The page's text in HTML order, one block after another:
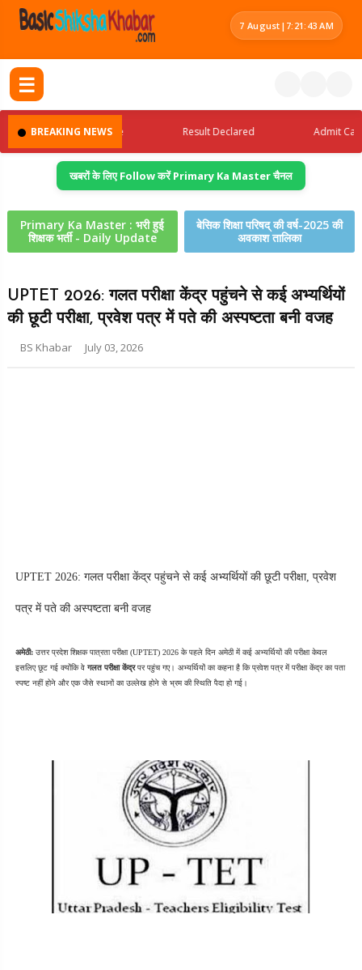
7 August | 7:21:44 AM
☰
BREAKING NEWS
Latest Jobs Update Result Declared Admit Card
खबरों के लिए Follow करें Primary Ka Master चैनल
Primary Ka Master : भरी हुई
शिक्षक भर्ती - Daily Update
बेसिक शिक्षा परिषद् की वर्ष-2025 की
अवकाश तालिका
UPTET 2026: गलत परीक्षा केंद्र पहुंचने से कई अभ्यर्थियों
की छूटी परीक्षा, प्रवेश पत्र में पते की अस्पष्टता बनी वजह
BS Khabar July 03, 2026
UPTET 2026: गलत परीक्षा केंद्र पहुंचने से कई अभ्यर्थियों की छूटी परीक्षा, प्रवेश
पत्र में पते की अस्पष्टता बनी वजह
अमेठी: उत्तर प्रदेश शिक्षक पात्रता परीक्षा (UPTET) 2026 के पहले दिन अमेठी में कई अभ्यर्थियों की परीक्षा केवल
इसलिए छूट गई क्योंकि वे गलत परीक्षा केंद्र पर पहुंच गए। अभ्यर्थियों का कहना है कि प्रवेश पत्र में परीक्षा केंद्र का पता
स्पष्ट नहीं होने और एक जैसे स्थानों का उल्लेख होने से भ्रम की स्थिति पैदा हो गई।